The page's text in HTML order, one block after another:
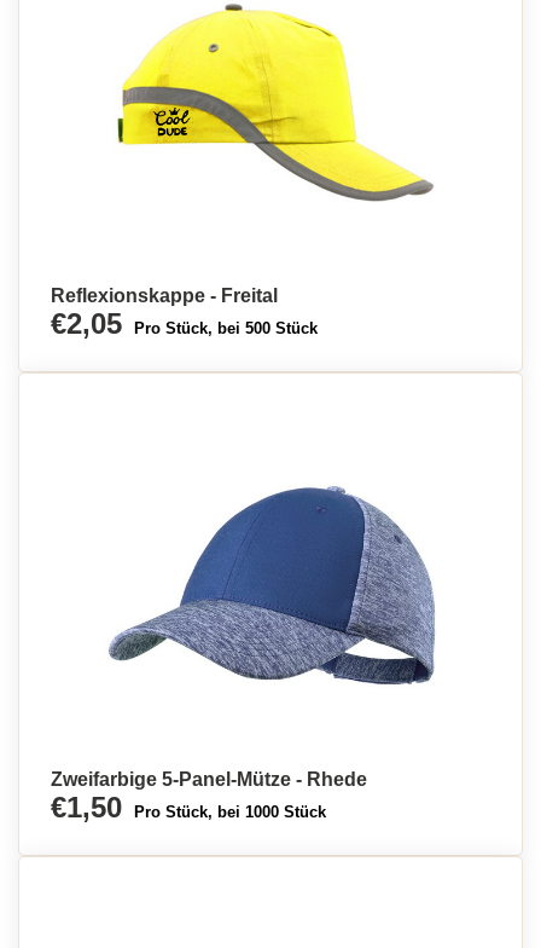
Reflexionskappe - Freital
€2,05 Pro Stück, bei 500 Stück
Zweifarbige 5-Panel-Mütze - Rhede
€1,50 Pro Stück, bei 1000 Stück